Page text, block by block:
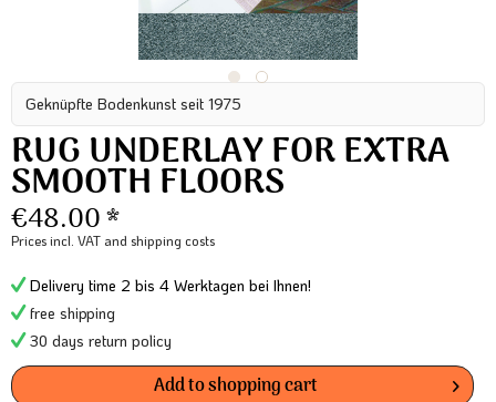
Geknüpfte Bodenkunst seit 1975
RUG UNDERLAY FOR EXTRA
SMOOTH FLOORS
€48.00 *
Prices incl. VAT and shipping costs
Delivery time 2 bis 4 Werktagen bei Ihnen!
free shipping
30 days return policy
Add toshopping cart